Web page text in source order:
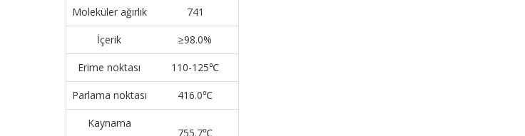
Moleküler ağırlık 741
İçerik ≥98.0%
Erime noktası 110-125℃
Parlama noktası 416.0℃
Kaynama
755.7℃